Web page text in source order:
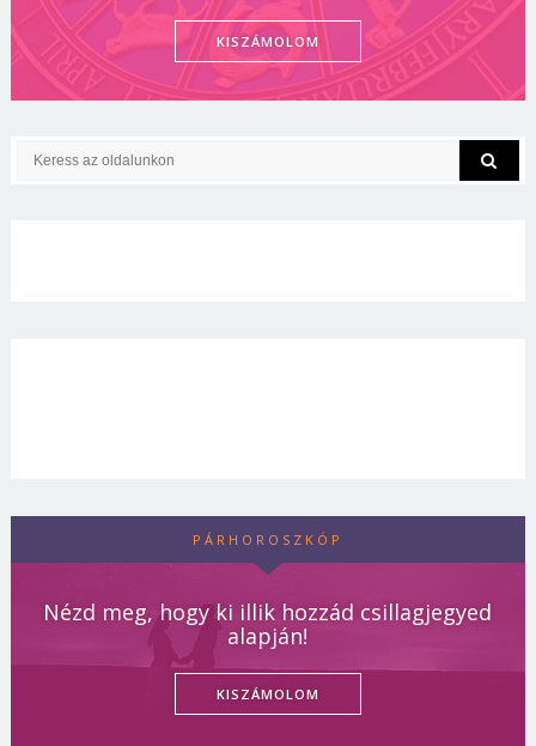
KISZÁMOLOM
PÁRHOROSZKÓP
Nézd meg, hogy ki illik hozzád csillagjegyed
alapján!
KISZÁMOLOM